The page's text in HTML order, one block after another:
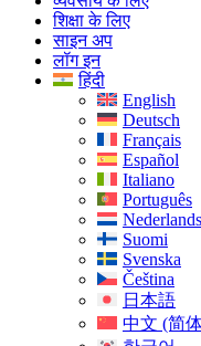
शिक्षा के लिए
साइन अप
लॉग इन
हिंदी
English
Deutsch
Français
Español
Italiano
Português
Nederlands
Suomi
Svenska
Čeština
日本語
中文 (简